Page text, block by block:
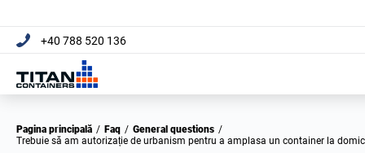
+40 788 520 136
Pagina principală / Faq / General questions /
Trebuie să am autorizație de urbanism pentru a amplasa un container la